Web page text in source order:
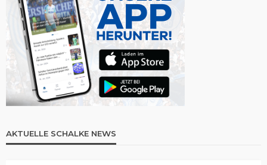
AKTUELLE SCHALKE NEWS